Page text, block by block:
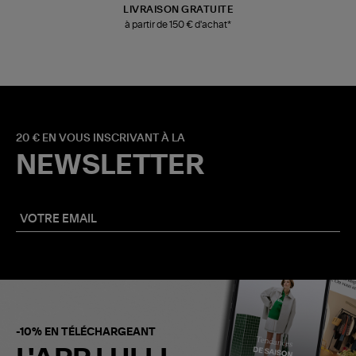
LIVRAISON GRATUITE
à partir de 150 € d'achat*
20 € EN VOUS INSCRIVANT À LA
NEWSLETTER
-10% EN TÉLÉCHARGEANT